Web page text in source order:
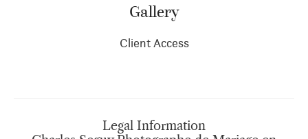
Gallery
Client Access
Legal Information